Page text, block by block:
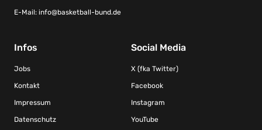
E-Mail: info@basketball-bund.de
Infos
Jobs
Kontakt
Impressum
Datenschutz
Social Media
X (fka Twitter)
Facebook
Instagram
YouTube